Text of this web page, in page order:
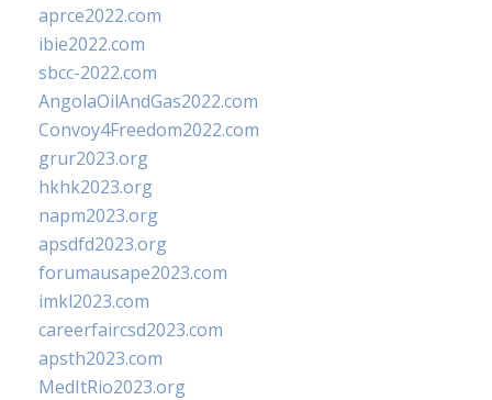
aprce2022.com
ibie2022.com
sbcc-2022.com
AngolaOilAndGas2022.com
Convoy4Freedom2022.com
grur2023.org
hkhk2023.org
napm2023.org
apsdfd2023.org
forumausape2023.com
imkl2023.com
careerfaircsd2023.com
apsth2023.com
MedItRio2023.org